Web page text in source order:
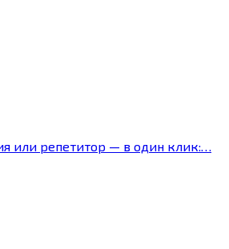
или репетитор — в один клик:…